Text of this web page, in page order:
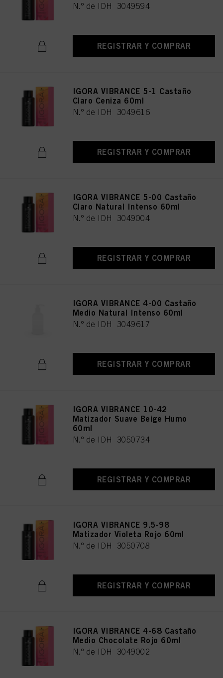
N.º de IDH 3049594
REGISTRAR Y COMPRAR
IGORA VIBRANCE 5-1 Castaño
Claro Ceniza 60ml
N.º de IDH 3049616
REGISTRAR Y COMPRAR
IGORA VIBRANCE 5-00 Castaño
Claro Natural Intenso 60ml
N.º de IDH 3049004
REGISTRAR Y COMPRAR
IGORA VIBRANCE 4-00 Castaño
Medio Natural Intenso 60ml
N.º de IDH 3049617
REGISTRAR Y COMPRAR
IGORA VIBRANCE 10-42
Matizador Suave Beige Humo
60ml
N.º de IDH 3050734
REGISTRAR Y COMPRAR
IGORA VIBRANCE 9.5-98
Matizador Violeta Rojo 60ml
N.º de IDH 3050708
REGISTRAR Y COMPRAR
IGORA VIBRANCE 4-68 Castaño
Medio Chocolate Rojo 60ml
N.º de IDH 3049002